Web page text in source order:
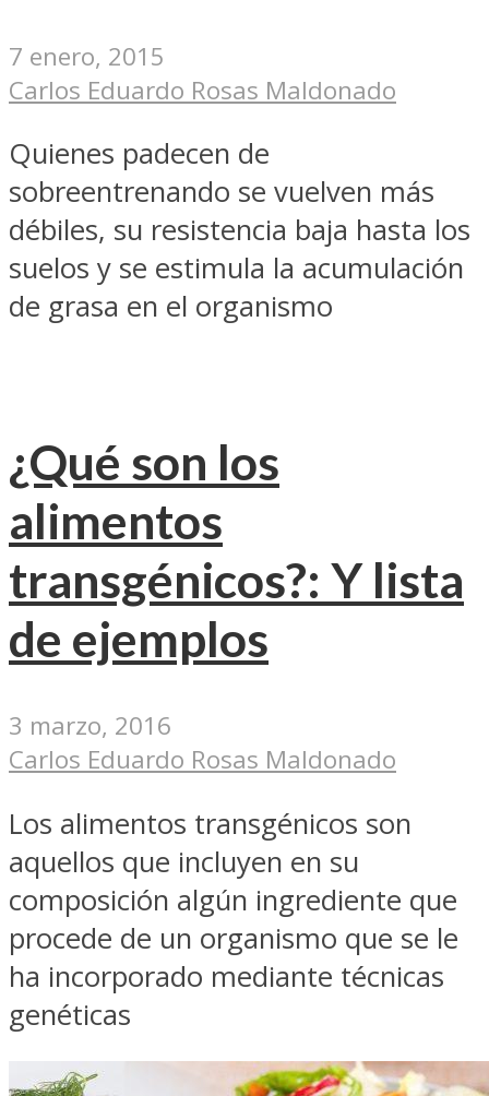
7 enero, 2015
Carlos Eduardo Rosas Maldonado
Quienes padecen de
sobreentrenando se vuelven más
débiles, su resistencia baja hasta los
suelos y se estimula la acumulación
de grasa en el organismo
¿Qué son los
alimentos
transgénicos?: Y lista
de ejemplos
3 marzo, 2016
Carlos Eduardo Rosas Maldonado
Los alimentos transgénicos son
aquellos que incluyen en su
composición algún ingrediente que
procede de un organismo que se le
ha incorporado mediante técnicas
genéticas